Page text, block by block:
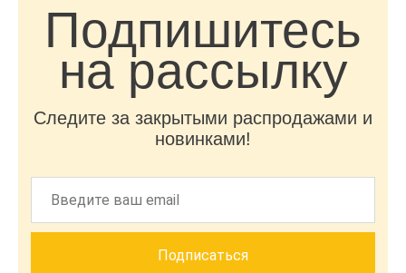
Подпишитесь
на рассылку
Следите за закрытыми распродажами и
новинками!